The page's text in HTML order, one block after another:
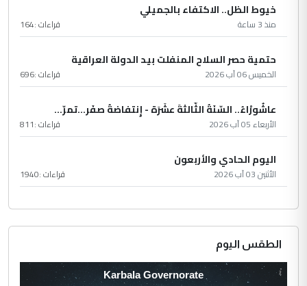
خيوط الظل.. الاكتفاء بالجميلي
منذ 3 ساعة قراءات :164
حتمية حصر السلاح المنفلت بيد الدولة العراقية
الخميس 06 آب 2026 قراءات :696
عاشُورْاءُ.. السّنَةُ الثّالثةَ عشَرَة - إِنتفاضةُ صفَر…تمرّ...
الأربعاء 05 آب 2026 قراءات :811
اليوم الحادي والأربعون
الأثنين 03 آب 2026 قراءات :1940
الطقس اليوم
Karbala Governorate